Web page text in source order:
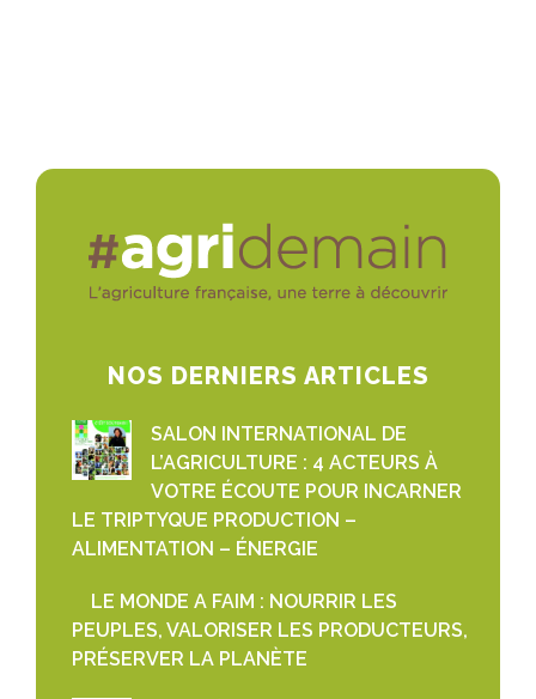
NOS DERNIERS ARTICLES
SALON INTERNATIONAL DE
L’AGRICULTURE : 4 ACTEURS À
VOTRE ÉCOUTE POUR INCARNER
LE TRIPTYQUE PRODUCTION –
ALIMENTATION – ÉNERGIE
LE MONDE A FAIM : NOURRIR LES
PEUPLES, VALORISER LES PRODUCTEURS,
PRÉSERVER LA PLANÈTE